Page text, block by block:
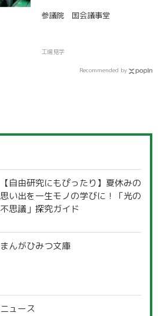
参議院 国会議事堂
工場見学
Recommended by
【自由研究にもぴったり】夏休みの
思い出を一生モノの学びに！「光の
不思議」探究ガイド
まんがひみつ文庫
ニュース